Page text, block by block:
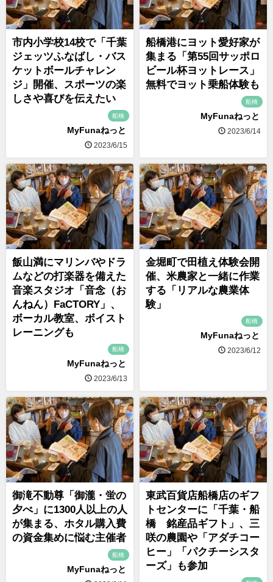
市内小学校14校で「千葉
ジェッツふなばし・バス
ケットボールチャレン
ジ」開催、スポーツの楽
しさや喜びを伝えたい
船橋
MyFunaねっと
2023/6/15
船橋港にヨット愛好家が
集まる「第55回サッポロ
ビール杯ヨットレース」
無料でヨット乗船体験も
船橋
MyFunaねっと
2023/6/14
飯山満にマリンバやドラ
ムなどの打楽器を備えた
音楽スタジオ「音念（お
んねん）FaCTORY」、
ボーカル教室、ボイスト
レーニングも
船橋
MyFunaねっと
2023/6/13
金堀町で田植え体験会開
催、米農家と一緒に作業
する「リアルな農業体
験」
船橋
MyFunaねっと
2023/6/12
御滝不動尊「御瀧・蛍の
夕べ」に1300人以上の人
が集まる、ホタル購入費
の資金集めに悩む主催者
船橋
MyFunaねっと
東武百貨店船橋店のギフ
トセンターに「千葉・船
橋 銘産品ギフト」、三
咲の農園や「アダチコー
ヒー」「パクチーシスタ
ーズ」も参加